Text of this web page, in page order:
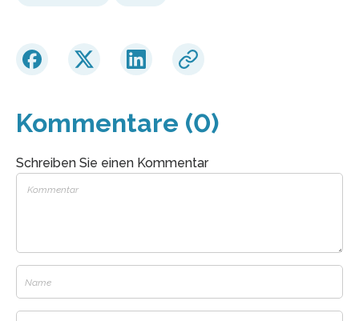
Kommentare (0)
Schreiben Sie einen Kommentar